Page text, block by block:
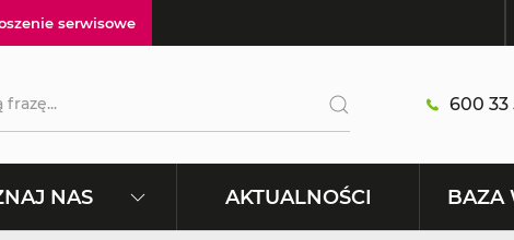
serwisowe
600 33
NAS AKTUALNOŚCI BAZA